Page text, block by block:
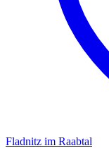
Fladnitz im Raabtal